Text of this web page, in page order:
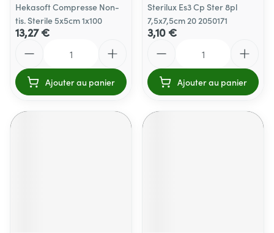
Hekasoft Compresse Non-
tis. Sterile 5x5cm 1x100
13,27 €
Ajouter au panier
Sterilux Es3 Cp Ster 8pl
7,5x7,5cm 20 2050171
3,10 €
Ajouter au panier